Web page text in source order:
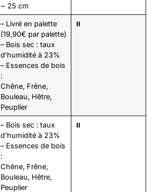
~ 25 cm
– Livré en palette
(19,90€ par palette)
– Bois sec : taux
d’humidité à 23%
– Essences de bois
:
Chêne, Frêne,
Bouleau, Hêtre,
Peuplier
⏸️
– Bois sec : taux
d’humidité à 23%
– Essences de bois
:
Chêne, Frêne,
Bouleau, Hêtre,
Peuplier
⏸️